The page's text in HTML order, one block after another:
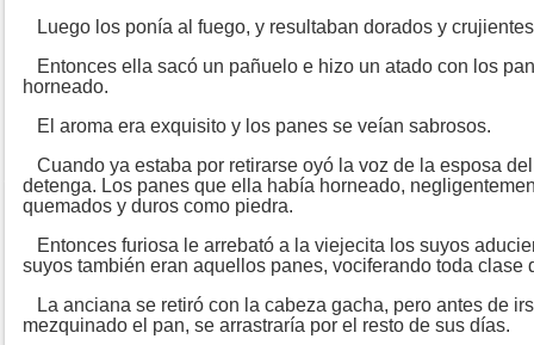
Luego los ponía al fuego, y resultaban dorados y
Entonces ella sacó un pañuelo e hizo un atado con los
horneado.
El aroma era exquisito y los panes se veían sabrosos.
Cuando ya estaba por retirarse oyó la voz de la esposa
detenga. Los panes que ella había horneado,
quemados y duros como piedra.
Entonces furiosa le arrebató a la viejecita los suyos
suyos también eran aquellos panes, vociferando toda clase
La anciana se retiró con la cabeza gacha, pero antes de
mezquinado el pan, se arrastraría por el resto de sus días.